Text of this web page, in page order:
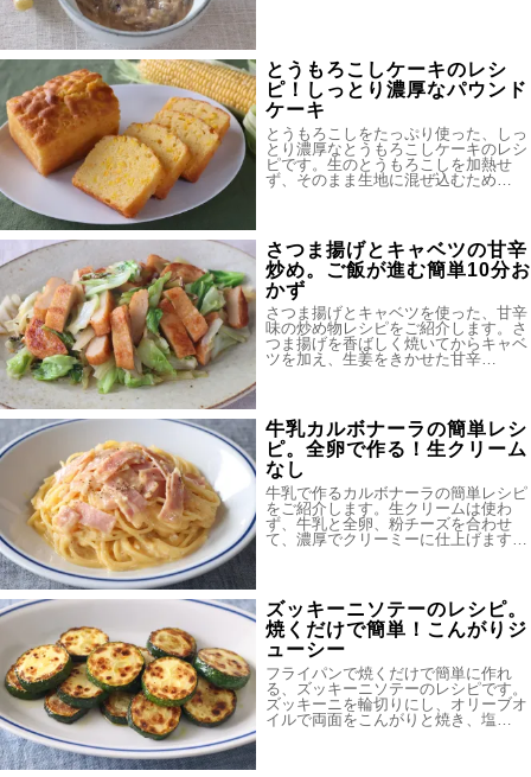
とうもろこしケーキのレシ
ピ！しっとり濃厚なパウンド
ケーキ
とうもろこしをたっぷり使った、しっ
とり濃厚なとうもろこしケーキのレシ
ピです。生のとうもろこしを加熱せ
ず、そのまま生地に混ぜ込むため…
さつま揚げとキャベツの甘辛
炒め。ご飯が進む簡単10分お
かず
さつま揚げとキャベツを使った、甘辛
味の炒め物レシピをご紹介します。さ
つま揚げを香ばしく焼いてからキャベ
ツを加え、生姜をきかせた甘辛…
牛乳カルボナーラの簡単レシ
ピ。全卵で作る！生クリーム
なし
牛乳で作るカルボナーラの簡単レシピ
をご紹介します。生クリームは使わ
ず、牛乳と全卵、粉チーズを合わせ
て、濃厚でクリーミーに仕上げます…
ズッキーニソテーのレシピ。
焼くだけで簡単！こんがりジ
ューシー
フライパンで焼くだけで簡単に作れ
る、ズッキーニソテーのレシピです。
ズッキーニを輪切りにし、オリーブオ
イルで両面をこんがりと焼き、塩…